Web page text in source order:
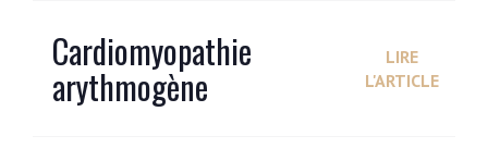
Cardiomyopathie
arythmogène
LIRE
L'ARTICLE